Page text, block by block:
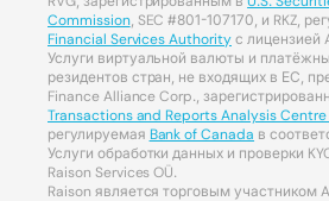
Commission, SEC #801-107170, и RKZ,
Financial Services Authority с лицензией
Услуги виртуальной валюты и
резидентов стран, не входящих в ЕС,
Finance Alliance Corp.,
Transactions and Reports Analysis
регулируемая Bank of Canada в
Услуги обработки данных и проверки
Raison Services OÜ.
Raison является торговым участником